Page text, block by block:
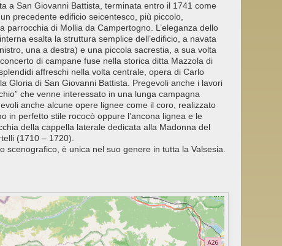
a San Giovanni Battista, terminata entro il 1741 come
precedente edificio seicentesco, più piccolo,
parrocchia di Mollia da Campertogno. L’eleganza dello
esalta la struttura semplice dell’edificio, a navata
una a destra) e una piccola sacrestia, a sua volta
di campane fuse nella storica ditta Mazzola di
affreschi nella volta centrale, opera di Carlo
Gloria di San Giovanni Battista. Pregevoli anche i lavori
che venne interessato in una lunga campagna
anche alcune opere lignee come il coro, realizzato
in perfetto stile rococò oppure l’ancona lignea e le
della cappella laterale dedicata alla Madonna del
(1710 – 1720).
scenografico, è unica nel suo genere in tutta la Valsesia.